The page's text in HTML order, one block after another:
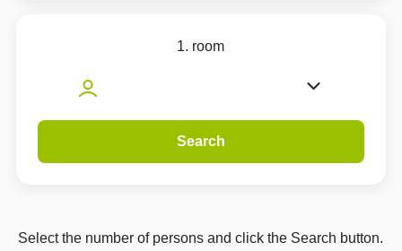
1. room
Search
Select the number of persons and click the Search button.